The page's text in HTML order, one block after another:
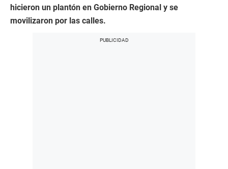
hicieron un plantón en Gobierno Regional y se
movilizaron por las calles.